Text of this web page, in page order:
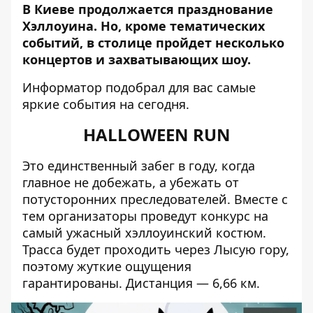
В Киеве продолжается празднование
Хэллоуина. Но, кроме тематических
событий, в столице пройдет несколько
концертов и захватывающих шоу.
Информатор подобрал для вас самые
яркие события на сегодня.
HALLOWEEN RUN
Это единственный забег в году, когда
главное не добежать, а убежать от
потусторонних преследователей. Вместе с
тем организаторы проведут конкурс на
самый ужасный хэллоуинский костюм.
Трасса будет проходить через Лысую гору,
поэтому жуткие ощущения
гарантированы. Дистанция — 6,66 км.